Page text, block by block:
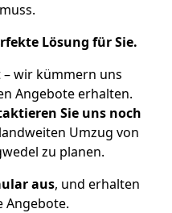
Lösung für Sie.
– wir kümmern uns
Angebote erhalten.
Sie uns noch
Umzug von
zu planen.
aus, und erhalten
Angebote.